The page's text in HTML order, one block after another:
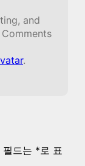
and
.
필드는 *로 표